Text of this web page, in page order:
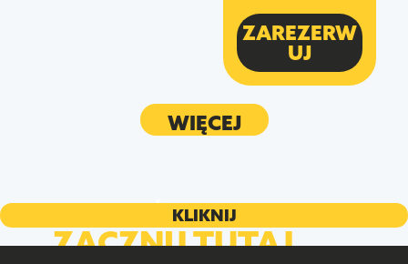
ZAREZERW
UJ
WIĘCEJ
KLIKNIJ
JESTEŚ NOWY?
ZACZNIJ TUTAJ